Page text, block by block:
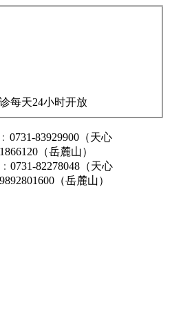
每天24小时开放
0731-83929900（天心
（岳麓山）
0731-82278048（天心
（岳麓山）